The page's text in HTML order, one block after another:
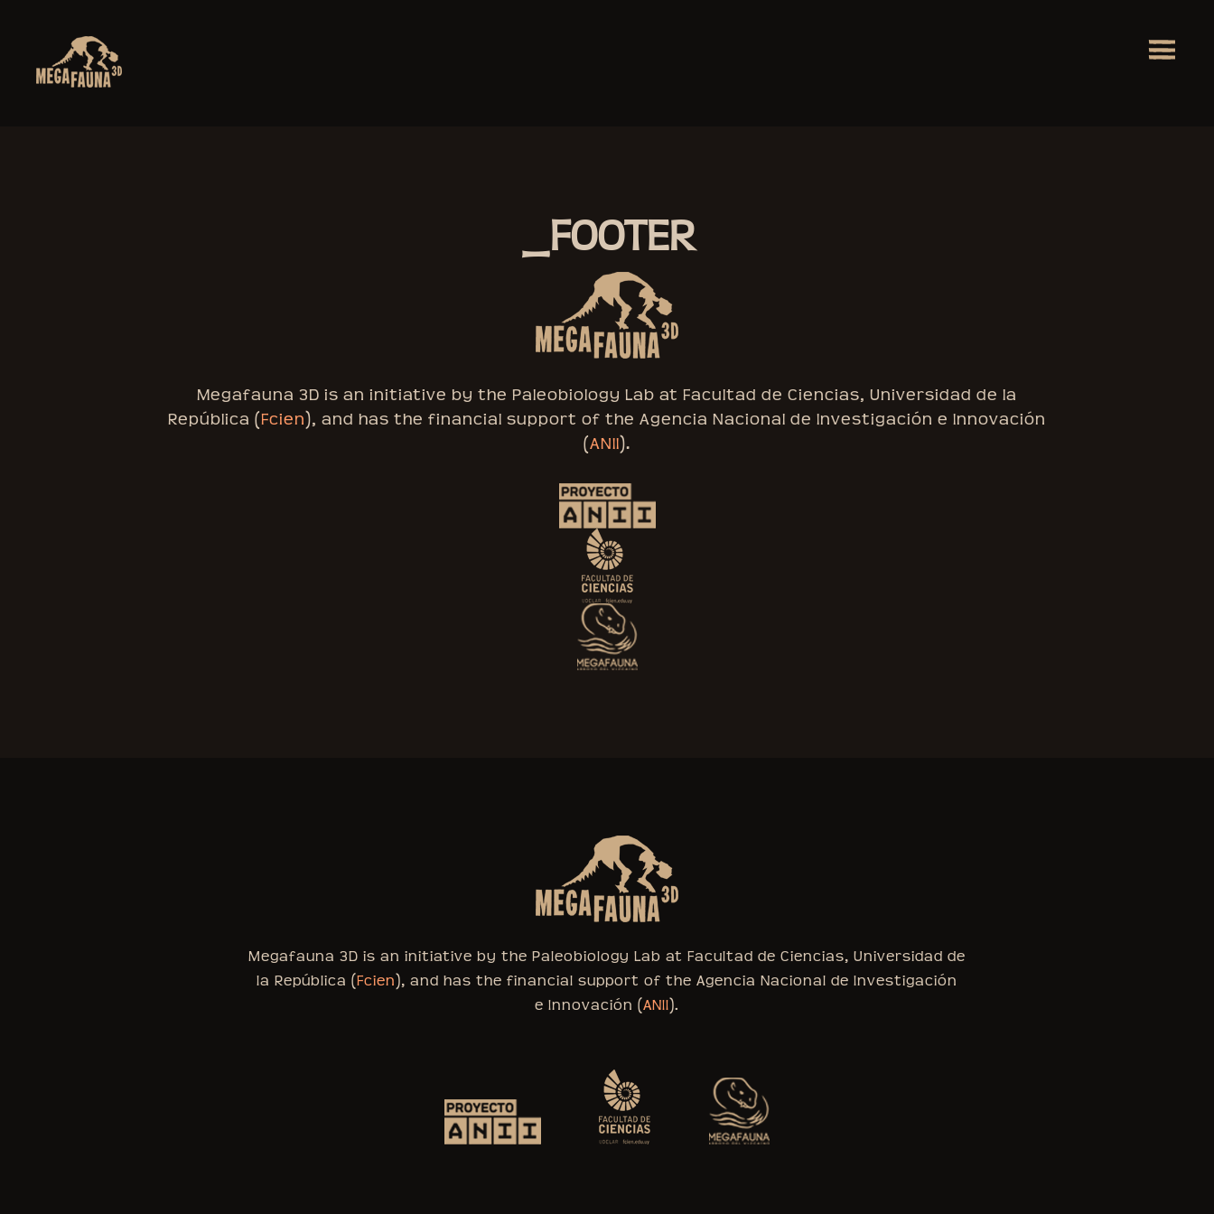
_FOOTER
Megafauna 3D is an initiative by the Paleobiology Lab at Facultad de Ciencias, Universidad de la
República (Fcien), and has the financial support of the Agencia Nacional de Investigación e Innovación
(ANII).
Megafauna 3D is an initiative by the Paleobiology Lab at Facultad de Ciencias, Universidad de
la República (Fcien), and has the financial support of the Agencia Nacional de Investigación
e Innovación (ANII).